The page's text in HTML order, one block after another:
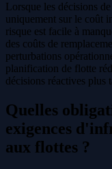
Lorsque les décisions
uniquement sur le coût
risque est facile à
des coûts de
perturbations
planification de flotte
décisions réactives plus
Quelles
exigences
aux flottes ?